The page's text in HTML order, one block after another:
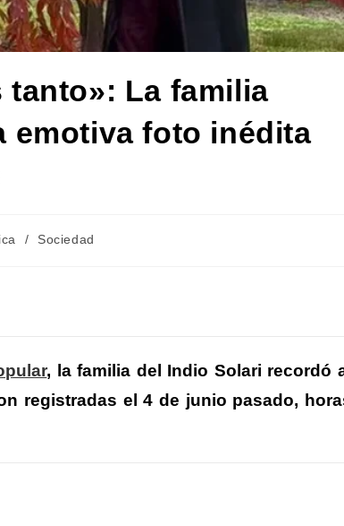
tanto»: La familia
emotiva foto inédita
/ Sociedad
, la familia del Indio Solari recordó
registradas el 4 de junio pasado,